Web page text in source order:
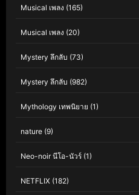
Musical เพลง (165)
Musical เพลง (20)
Mystery ลึกลับ (73)
Mystery ลึกลับ (982)
Mythology เทพนิยาย (1)
nature (9)
Neo-noir นีโอ-นัวร์ (1)
NETFLIX (182)